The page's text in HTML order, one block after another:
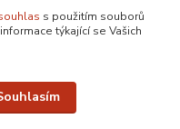
s použitím souborů
týkající se Vašich